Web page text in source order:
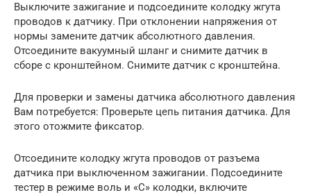
Выключите зажигание и подсоедините колодку жгута
проводов к датчику. При отклонении напряжения от
нормы замените датчик абсолютного давления.
Отсоедините вакуумный шланг и снимите датчик в
сборе с кронштейном. Снимите датчик с кронштейна.
Для проверки и замены датчика абсолютного давления
Вам потребуется: Проверьте цепь питания датчика. Для
этого отожмите фиксатор.
Отсоедините колодку жгута проводов от разъема
датчика при выключенном зажигании. Подсоедините
тестер в режиме воль и «С» колодки, включите